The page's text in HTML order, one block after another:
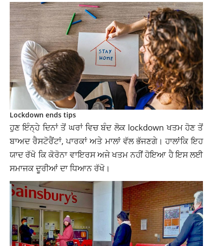
Lockdown ends tips
ਹੁਣ ਇੰਨ੍ਹੇ ਦਿਨਾਂ ਤੋਂ ਘਰਾਂ ਵਿਚ ਬੰਦ ਲੋਕ lockdown ਖਤਮ ਹੋਣ ਤੋਂ
ਬਾਅਦ ਰੈਸਟੋਰੈਂਟਾਂ, ਪਾਰਕਾਂ ਅਤੇ ਮਾਲਾਂ ਵੱਲ ਭੱਜਣਗੇ। ਹਾਲਾਂਕਿ ਇਹ
ਯਾਦ ਰੱਖੋ ਕਿ ਕੋਰੋਨਾ ਵਾਇਰਸ ਅਜੇ ਖਤਮ ਨਹੀਂ ਹੋਇਆ ਹੈ ਇਸ ਲਈ
ਸਮਾਜਕ ਦੂਰੀਆਂ ਦਾ ਧਿਆਨ ਰੱਖੋ।